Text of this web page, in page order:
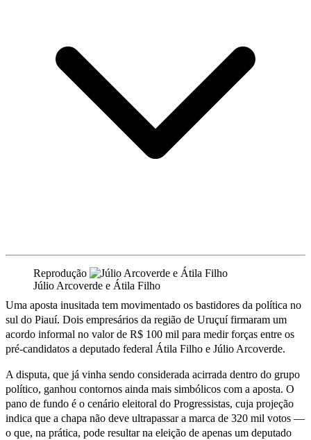
Reprodução
Júlio Arcoverde e Átila Filho
Uma aposta inusitada tem movimentado os bastidores da política no
sul do Piauí. Dois empresários da região de Uruçuí firmaram um
acordo informal no valor de R$ 100 mil para medir forças entre os
pré-candidatos a deputado federal Átila Filho e Júlio Arcoverde.
A disputa, que já vinha sendo considerada acirrada dentro do grupo
político, ganhou contornos ainda mais simbólicos com a aposta. O
pano de fundo é o cenário eleitoral do Progressistas, cuja projeção
indica que a chapa não deve ultrapassar a marca de 320 mil votos —
o que, na prática, pode resultar na eleição de apenas um deputado